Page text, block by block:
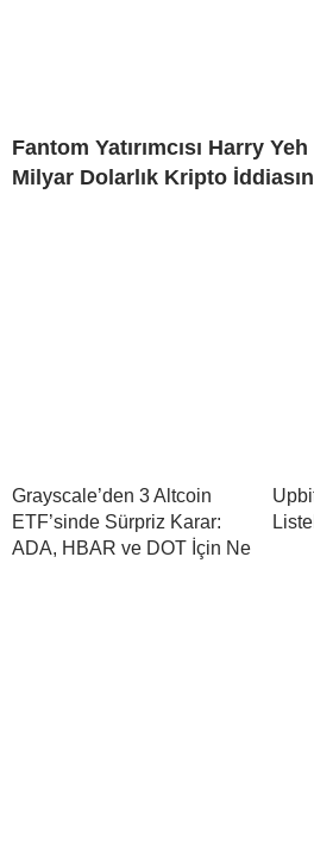
Fantom Yatırımcısı Harry
Milyar Dolarlık Kripto
Grayscale’den 3 Altcoin
ETF’sinde Sürpriz Karar:
ADA, HBAR ve DOT İçin Ne